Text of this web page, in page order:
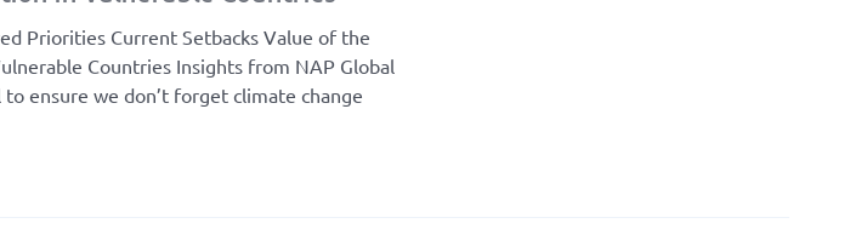
Priorities Current Setbacks Value of the
Countries Insights from NAP Global
ensure we don’t forget climate change